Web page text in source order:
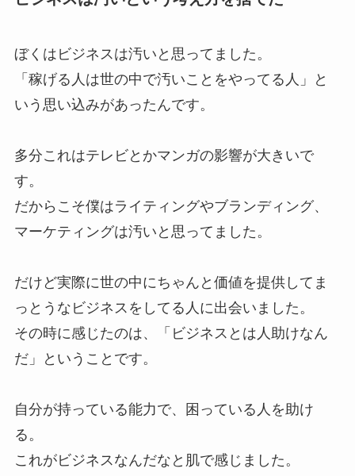
ぼくはビジネスは汚いと思ってました。
「稼げる人は世の中で汚いことをやってる人」と
いう思い込みがあったんです。
多分これはテレビとかマンガの影響が大きいで
す。
だからこそ僕はライティングやブランディング、
マーケティングは汚いと思ってました。
だけど実際に世の中にちゃんと価値を提供してま
っとうなビジネスをしてる人に出会いました。
その時に感じたのは、「ビジネスとは人助けなん
だ」ということです。
自分が持っている能力で、困っている人を助け
る。
これがビジネスなんだなと肌で感じました。